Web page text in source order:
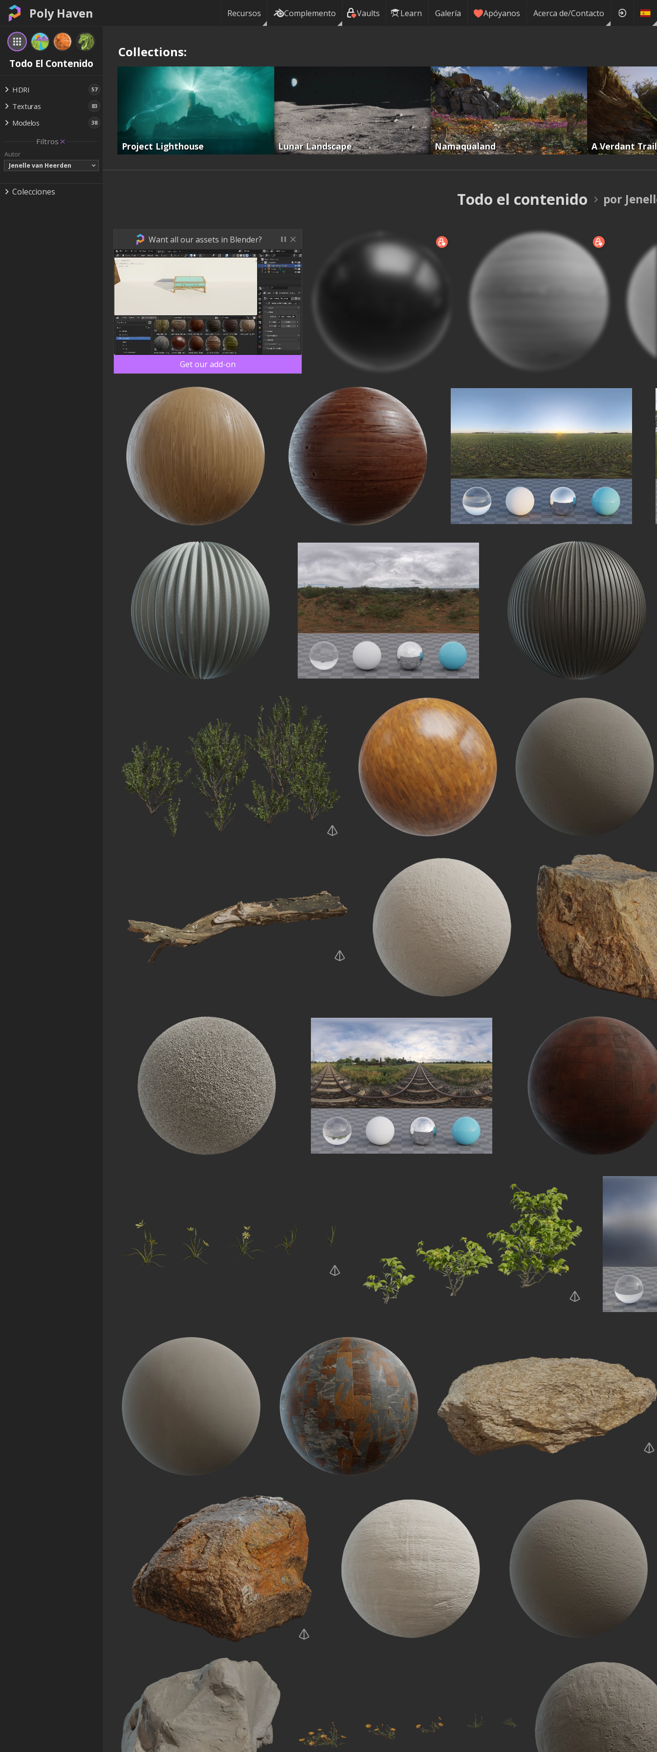
Poly Haven Recursos Complemento Vaults Learn Galería Apóyanos Acerca de/Contacto
Todo El Contenido
HDRI 57
Texturas 83
Modelos 38
Filtros
Autor
Jenelle van Heerden
Colecciones
Collections:
Project Lighthouse Lunar Landscape Namaqualand A Verdant Trail
Todo el contenido por
Want all our assets in Blender?
Get our add-on